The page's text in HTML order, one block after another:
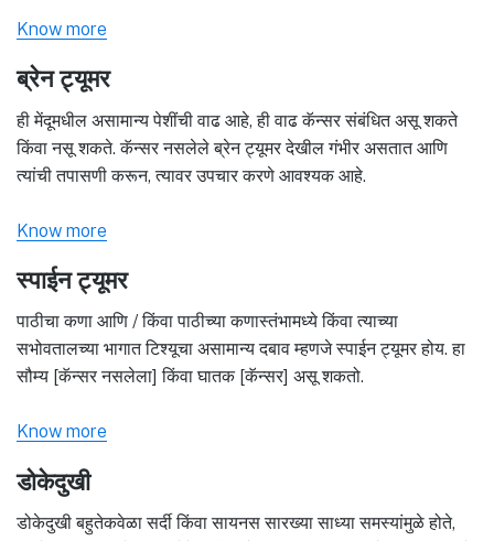
Know more
ब्रेन ट्यूमर
ही मेंदूमधील असामान्य पेशींची वाढ आहे, ही वाढ कॅन्सर संबंधित असू शकते
किंवा नसू शकते. कॅन्सर नसलेले ब्रेन ट्यूमर देखील गंभीर असतात आणि
त्यांची तपासणी करून, त्यावर उपचार करणे आवश्यक आहे.
Know more
स्पाईन ट्यूमर
पाठीचा कणा आणि / किंवा पाठीच्या कणास्तंभामध्ये किंवा त्याच्या
सभोवतालच्या भागात टिश्यूचा असामान्य दबाव म्हणजे स्पाईन ट्यूमर होय. हा
सौम्य [कॅन्सर नसलेला] किंवा घातक [कॅन्सर] असू शकतो.
Know more
डोकेदुखी
डोकेदुखी बहुतेकवेळा सर्दी किंवा सायनस सारख्या साध्या समस्यांमुळे होते,